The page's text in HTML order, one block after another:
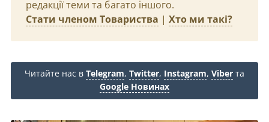
редакції теми та багато іншого.
Стати членом Товариства | Хто ми такі?
Читайте нас в Telegram, Twitter, Instagram, Viber та
Google Новинах